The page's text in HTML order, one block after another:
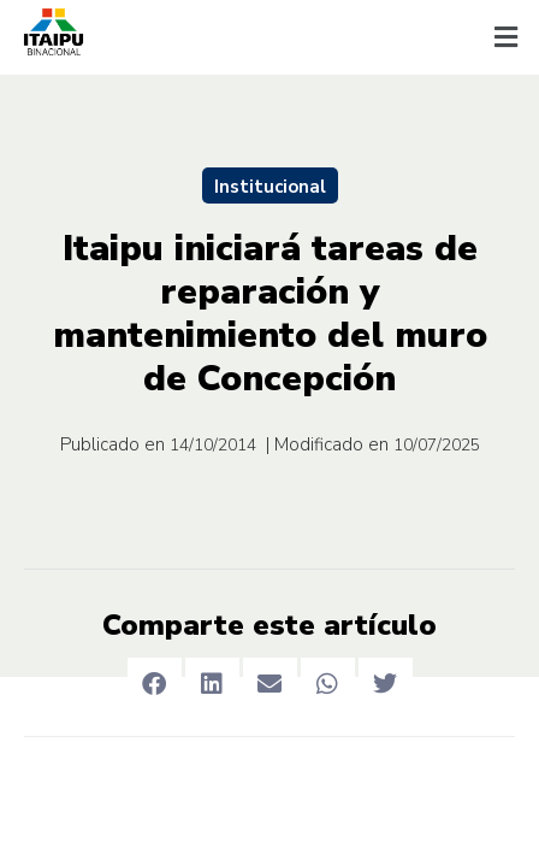
Institucional
Itaipu iniciará tareas de
reparación y
mantenimiento del muro
de Concepción
Publicado en 14/10/2014 | Modificado en 10/07/2025
Comparte este artículo